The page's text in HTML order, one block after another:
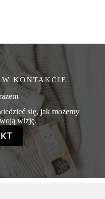
KONTAKCIE
się, jak możemy
wizję.